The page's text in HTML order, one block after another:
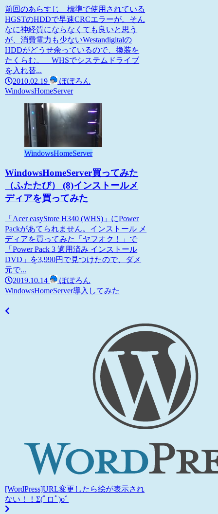
前回のあらすじ 標準で使用されている
HGSTのHDDで早速CRCエラーが。そん
なに神経質にならなくても良いと思う
が、消費電力も少ないWestandigitalの
HDDがどうせ余っているので、換装を
たくらむ。 WHSでシステムドライブ
を入れ替...
2010.02.19
ぽぽろん
WindowsHomeServer
WindowsHomeServer
WindowsHomeServer買ってみた
（ふたたび） (8)インストールメ
ディアを買ってみた
「Acer easyStore H340 (WHS)」にPower
Packがあてられません。インストール メ
ディアを買ってみた「ヤフオク！」で
「Power Pack 3 適用済み インストール
DVD」を3,990円で見つけたので、ダメ
元で...
2019.10.14
ぽぽろん
WindowsHomeServer導入してみた
[WordPress]URL変更したら絵が表示され
ない！！Σ(ﾟロﾟ)oﾞ